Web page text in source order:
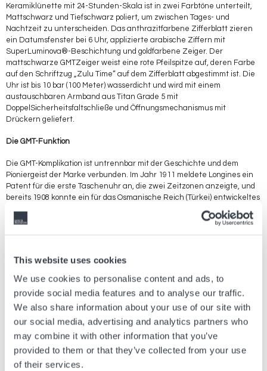
This website uses cookies
We use cookies to personalise content and ads, to
provide social media features and to analyse our traffic.
We also share information about your use of our site with
our social media, advertising and analytics partners who
may combine it with other information that you’ve
provided to them or that they’ve collected from your use
of their services.
Keramiklünette mit 24-Stunden-Skala ist in zwei Farbtöne unterteilt,
Mattschwarz und Tiefschwarz poliert, um zwischen Tages- und
Nachtzeit zu unterscheiden. Das anthrazitfarbene Zifferblatt zieren
ein Datumsfenster bei 6 Uhr, applizierte arabische Ziffern mit
SuperLuminova®-Beschichtung und goldfarbene Zeiger. Der
mattschwarze GMTZeiger weist eine rote Pfeilspitze auf, deren Farbe
auf den Schriftzug „Zulu Time“ auf dem Zifferblatt abgestimmt ist. Die
Uhr ist bis 10 bar (100 Meter) wasserdicht und wird mit einem
austauschbaren Armband aus Titan Grade 5 mit
DoppelSicherheitsfaltschließe und Öffnungsmechanismus mit
Drückern geliefert.
Die GMT-Funktion
Die GMT-Komplikation ist untrennbar mit der Geschichte und dem
Pioniergeist der Marke verbunden. Im Jahr 1911 meldete Longines ein
Patent für die erste Taschenuhr an, die zwei Zeitzonen anzeigte, und
bereits 1908 konnte ein für das Osmanische Reich (Türkei) entwickeltes
Modell die türkische Zeit in die westliche Zeit umrechnen. Im Jahr 1925
produzierte die Marke erstmals eine Reihe von Armbanduhren, die eine
Vorheriger Artikel
Willkommen im hyperhellen Universum von SMASH
IT
21 Juli, 2026
Marken